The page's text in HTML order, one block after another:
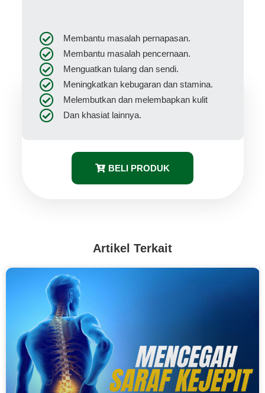
Membantu masalah pernapasan.
Membantu masalah pencernaan.
Menguatkan tulang dan sendi.
Meningkatkan kebugaran dan stamina.
Melembutkan dan melembapkan kulit
Dan khasiat lainnya.
BELI PRODUK
Artikel Terkait